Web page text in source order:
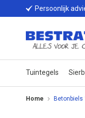
Persoonlijk
Tuintegels
Home